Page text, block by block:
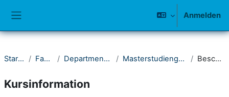
Anmelden
Startseite Fakultät II Department Architektur Masterstudiengang Architektur Beschreibung
Kursinformation